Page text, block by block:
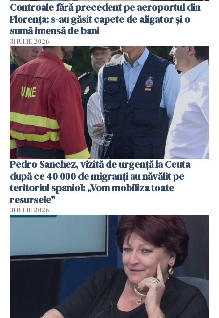
Controale fără precedent pe aeroportul din
Florența: s-au găsit capete de aligator și o
sumă imensă de bani
31 IULIE 2026
Pedro Sanchez, vizită de urgență la Ceuta
după ce 40 000 de migranți au năvălit pe
teritoriul spaniol: „Vom mobiliza toate
resursele"
31 IULIE 2026